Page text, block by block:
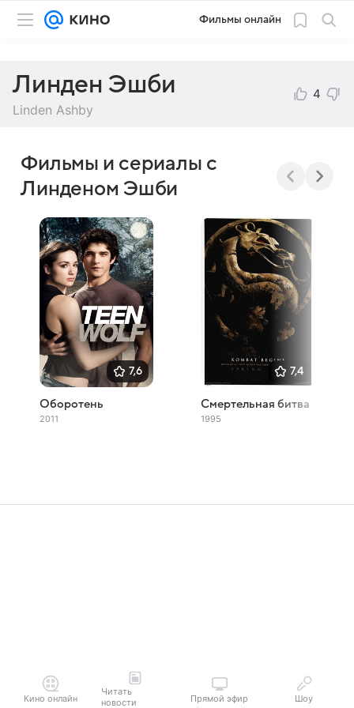
Фильмы онлайн
Линден Эшби
Linden Ashby
4
Фильмы и сериалы с
Линденом Эшби
7,6
Оборотень
2011
7,4
Смертельная битва
1995
Кино онлайн
Читать
новости
Прямой эфир Шоу